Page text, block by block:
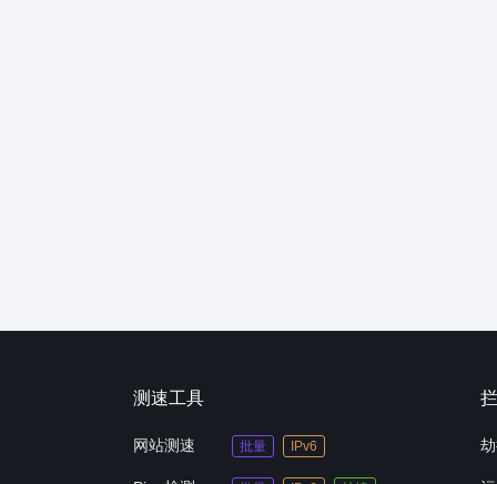
测速工具
网站测速 批量 IPv6